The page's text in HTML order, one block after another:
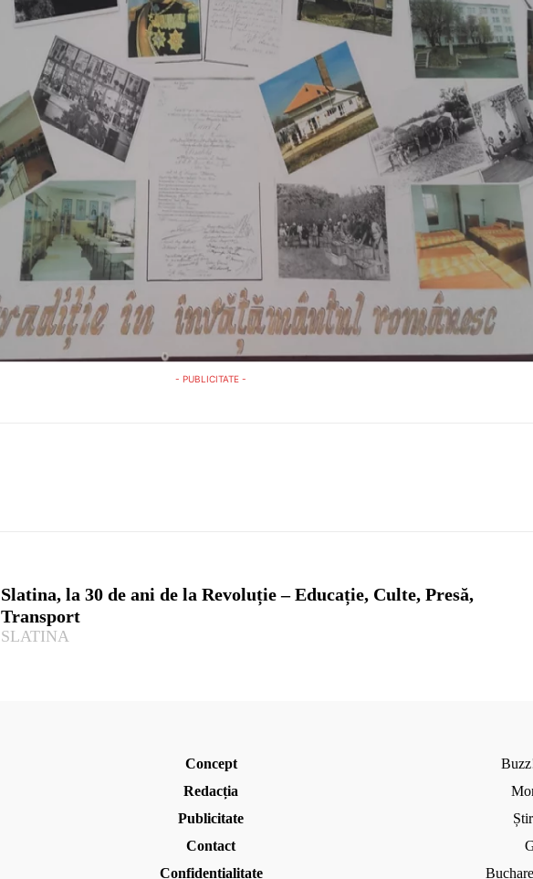
- PUBLICITATE -
Slatina, la 30 de ani de la Revoluție – Educație, Culte, Presă,
Transport
SLATINA
Concept
Redacția
Publicitate
Contact
Confidențialitate